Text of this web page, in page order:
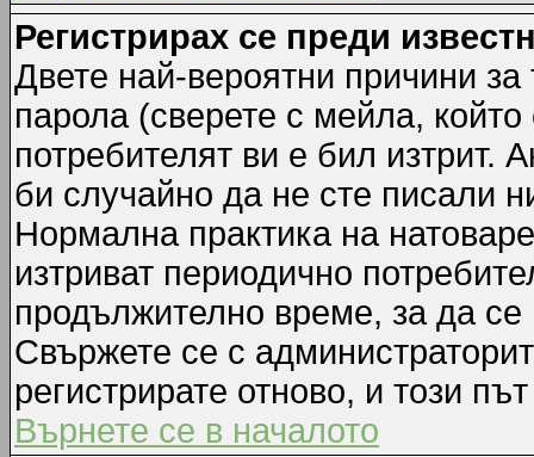
Регистрирах се преди
Двете най-вероятни причини
парола (сверете с мейла,
потребителят ви е бил изтрит.
би случайно да не сте писали
Нормална практика на
изтриват периодично
продължително време, за да
Свържете се с
регистрирате отново, и този
Върнете се в началото